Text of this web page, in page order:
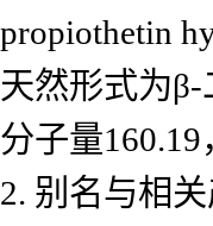
propiothetin
天然形式为β-
分子量
2. 别名与相